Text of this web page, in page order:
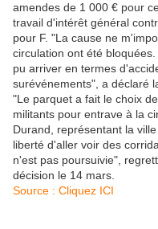
amendes de 1 000 € pour
travail d'intérêt général
pour F. "La cause ne
circulation ont été
pu arriver en termes
surévénements", a déclaré
"Le parquet a fait le choix
militants pour entrave à la
Durand, représentant la
liberté d'aller voir des
n'est pas poursuivie",
décision le 14 mars.
Source : Cliquez ICI